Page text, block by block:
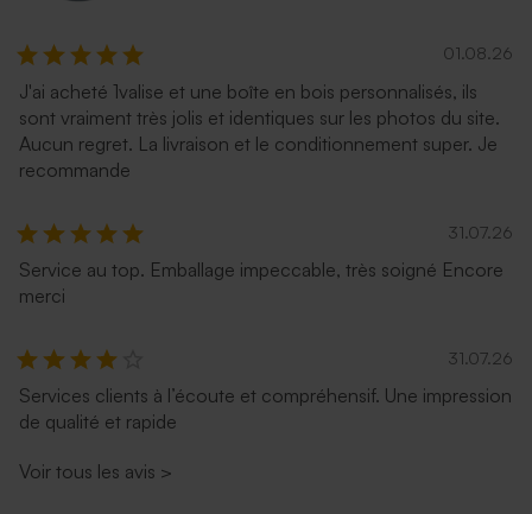
01.08.26
J'ai acheté 1valise et une boîte en bois personnalisés, ils
sont vraiment très jolis et identiques sur les photos du site.
Aucun regret. La livraison et le conditionnement super. Je
recommande
31.07.26
Service au top. Emballage impeccable, très soigné Encore
merci
31.07.26
Services clients à l’écoute et compréhensif. Une impression
de qualité et rapide
Voir tous les avis >